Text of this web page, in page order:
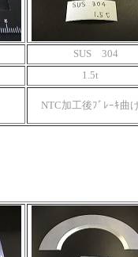
SUS 304
1.5t
NTC加工後ﾌﾞﾚｰｷ曲